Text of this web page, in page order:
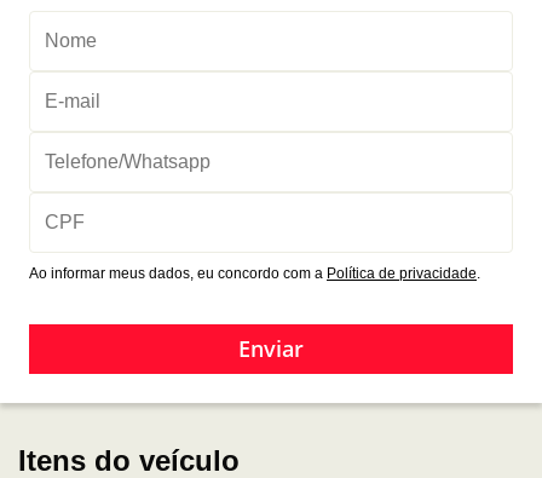
Itens do veículo
Ao informar meus dados, eu concordo com a Política de privacidade
Enviar